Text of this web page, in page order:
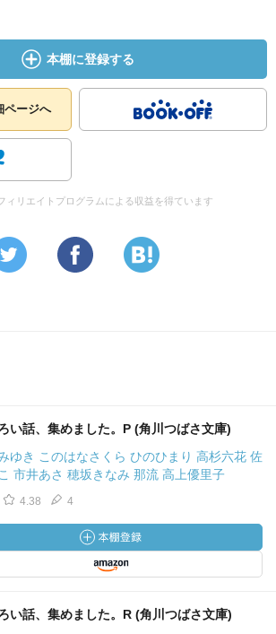
本棚に登録する
ページへ
ィリエイトプログラムによる収益を得ています
い話、集めました。P (角川つばさ文庫)
ゆき このはなさくら ひのひまり 高杉六花 佐
市井あさ 穂坂きなみ 那流 高上優里子
4.38 4
い話、集めました。R (角川つばさ文庫)